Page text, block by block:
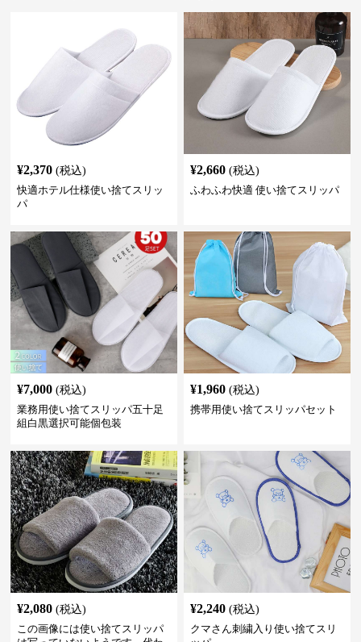
¥2,370 (税込)
快適ホテル仕様使い捨てスリッ
パ
¥2,660 (税込)
ふわふわ快適 使い捨てスリッパ
¥7,000 (税込)
業務用使い捨てスリッパ五十足
組白黒選択可能個包装
¥1,960 (税込)
携帯用使い捨てスリッパセット
¥2,080 (税込)
この画像には使い捨てスリッパ
¥2,240 (税込)
クマさん刺繍入り使い捨てスリ